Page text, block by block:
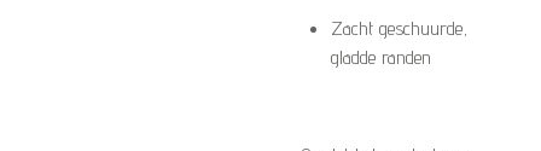
Zacht geschuurde,
gladde randen